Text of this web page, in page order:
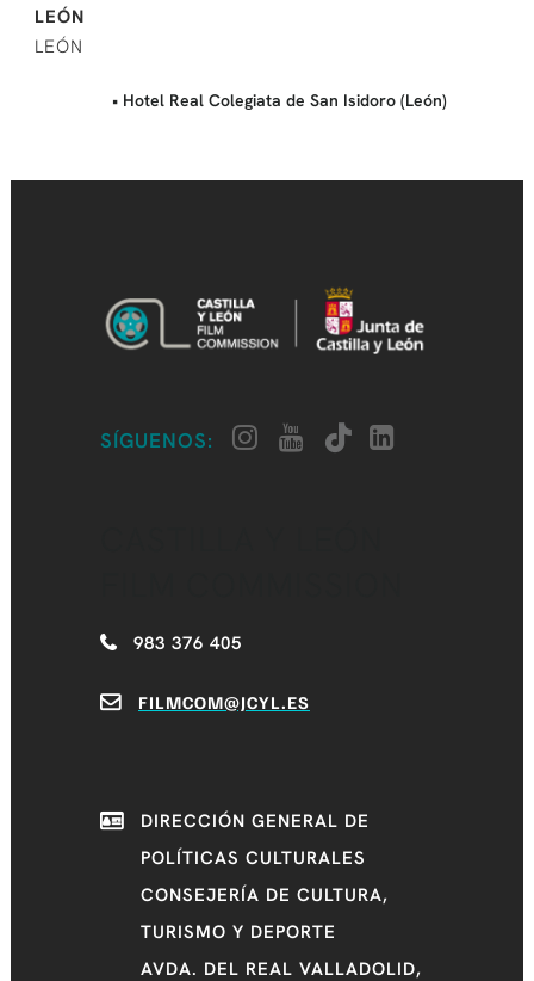
LEÓN
LEÓN
• Hotel Real Colegiata de San Isidoro (León)
SÍGUENOS:
983 376 405
FILMCOM@JCYL.ES
DIRECCIÓN GENERAL DE
POLÍTICAS CULTURALES
CONSEJERÍA DE CULTURA,
TURISMO Y DEPORTE
AVDA. DEL REAL VALLADOLID,